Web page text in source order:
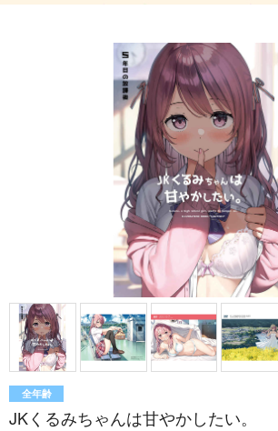
全年齢
JKくるみちゃんは甘やかしたい。